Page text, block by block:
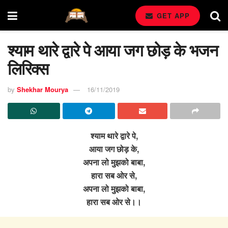
GET APP
श्याम थारे द्वारे पे आया जग छोड़ के भजन
लिरिक्स
by Shekhar Mourya 16/11/2019
श्याम थारे द्वारे पे,
आया जग छोड़ के,
अपना लो मुझको बाबा,
हारा सब ओर से,
अपना लो मुझको बाबा,
हारा सब ओर से।।